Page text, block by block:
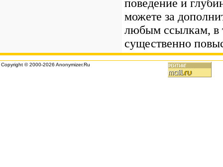
поведение и
можете за
любым ссылкам, в
существенно
Copyright © 2000-2026 Anonymizer.Ru